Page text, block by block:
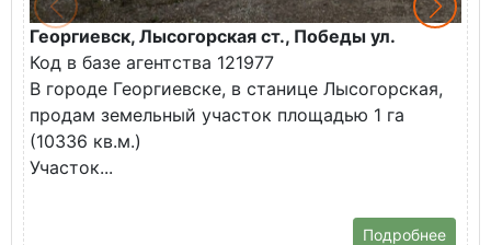
Георгиевск, Лысогорская ст., Победы ул.
Код в базе агентства 121977
В городе Георгиевске, в станице Лысогорская,
продам земельный участок площадью 1 га
(10336 кв.м.)
Участок...
Подробнее